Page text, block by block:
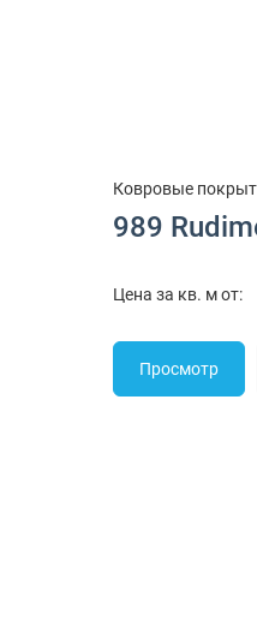
Ковровые
989
Цена за кв. м от:
Просмотр